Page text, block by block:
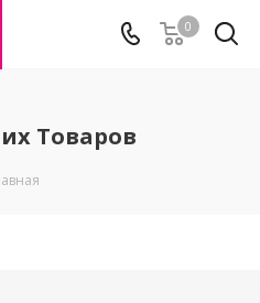
0
Товаров